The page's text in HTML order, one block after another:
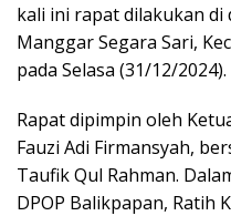
kali ini rapat dilakukan di
Manggar Segara Sari,
pada Selasa (31/12/2024).
Rapat dipimpin oleh
Fauzi Adi Firmansyah,
Taufik Qul Rahman.
DPOP Balikpapan, Ratih